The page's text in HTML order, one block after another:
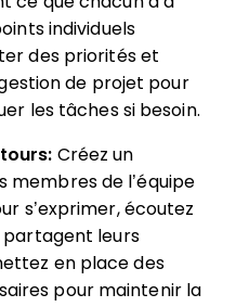
individuels
des priorités et
de projet pour
les tâches si besoin.
Créez un
membres de l’équipe
s’exprimer, écoutez
partagent leurs
en place des
pour maintenir la